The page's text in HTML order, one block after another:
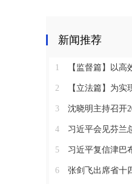
新闻推荐
1 【监督篇】以高
2 【立法篇】为实现“三
3 沈晓明主持召开2025年度市州和省直
4 习近平会见芬兰
5 习近平复信津巴
6 张剑飞出席省十四届